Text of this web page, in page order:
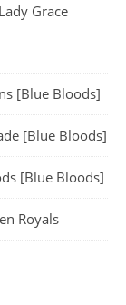
Grace
[Blue Bloods]
[Blue Bloods]
[Blue Bloods]
Royals